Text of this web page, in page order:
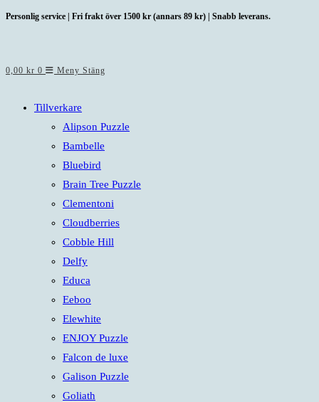
Hoppa
Personlig service | Fri frakt över 1500 kr (annars 89 kr) | Snabb leverans.
0,00 kr 0 Meny Stäng
Tillverkare
Alipson Puzzle
Bambelle
Bluebird
Brain Tree Puzzle
Clementoni
Cloudberries
Cobble Hill
Delfy
Educa
Eeboo
Elewhite
ENJOY Puzzle
Falcon de luxe
Galison Puzzle
Goliath